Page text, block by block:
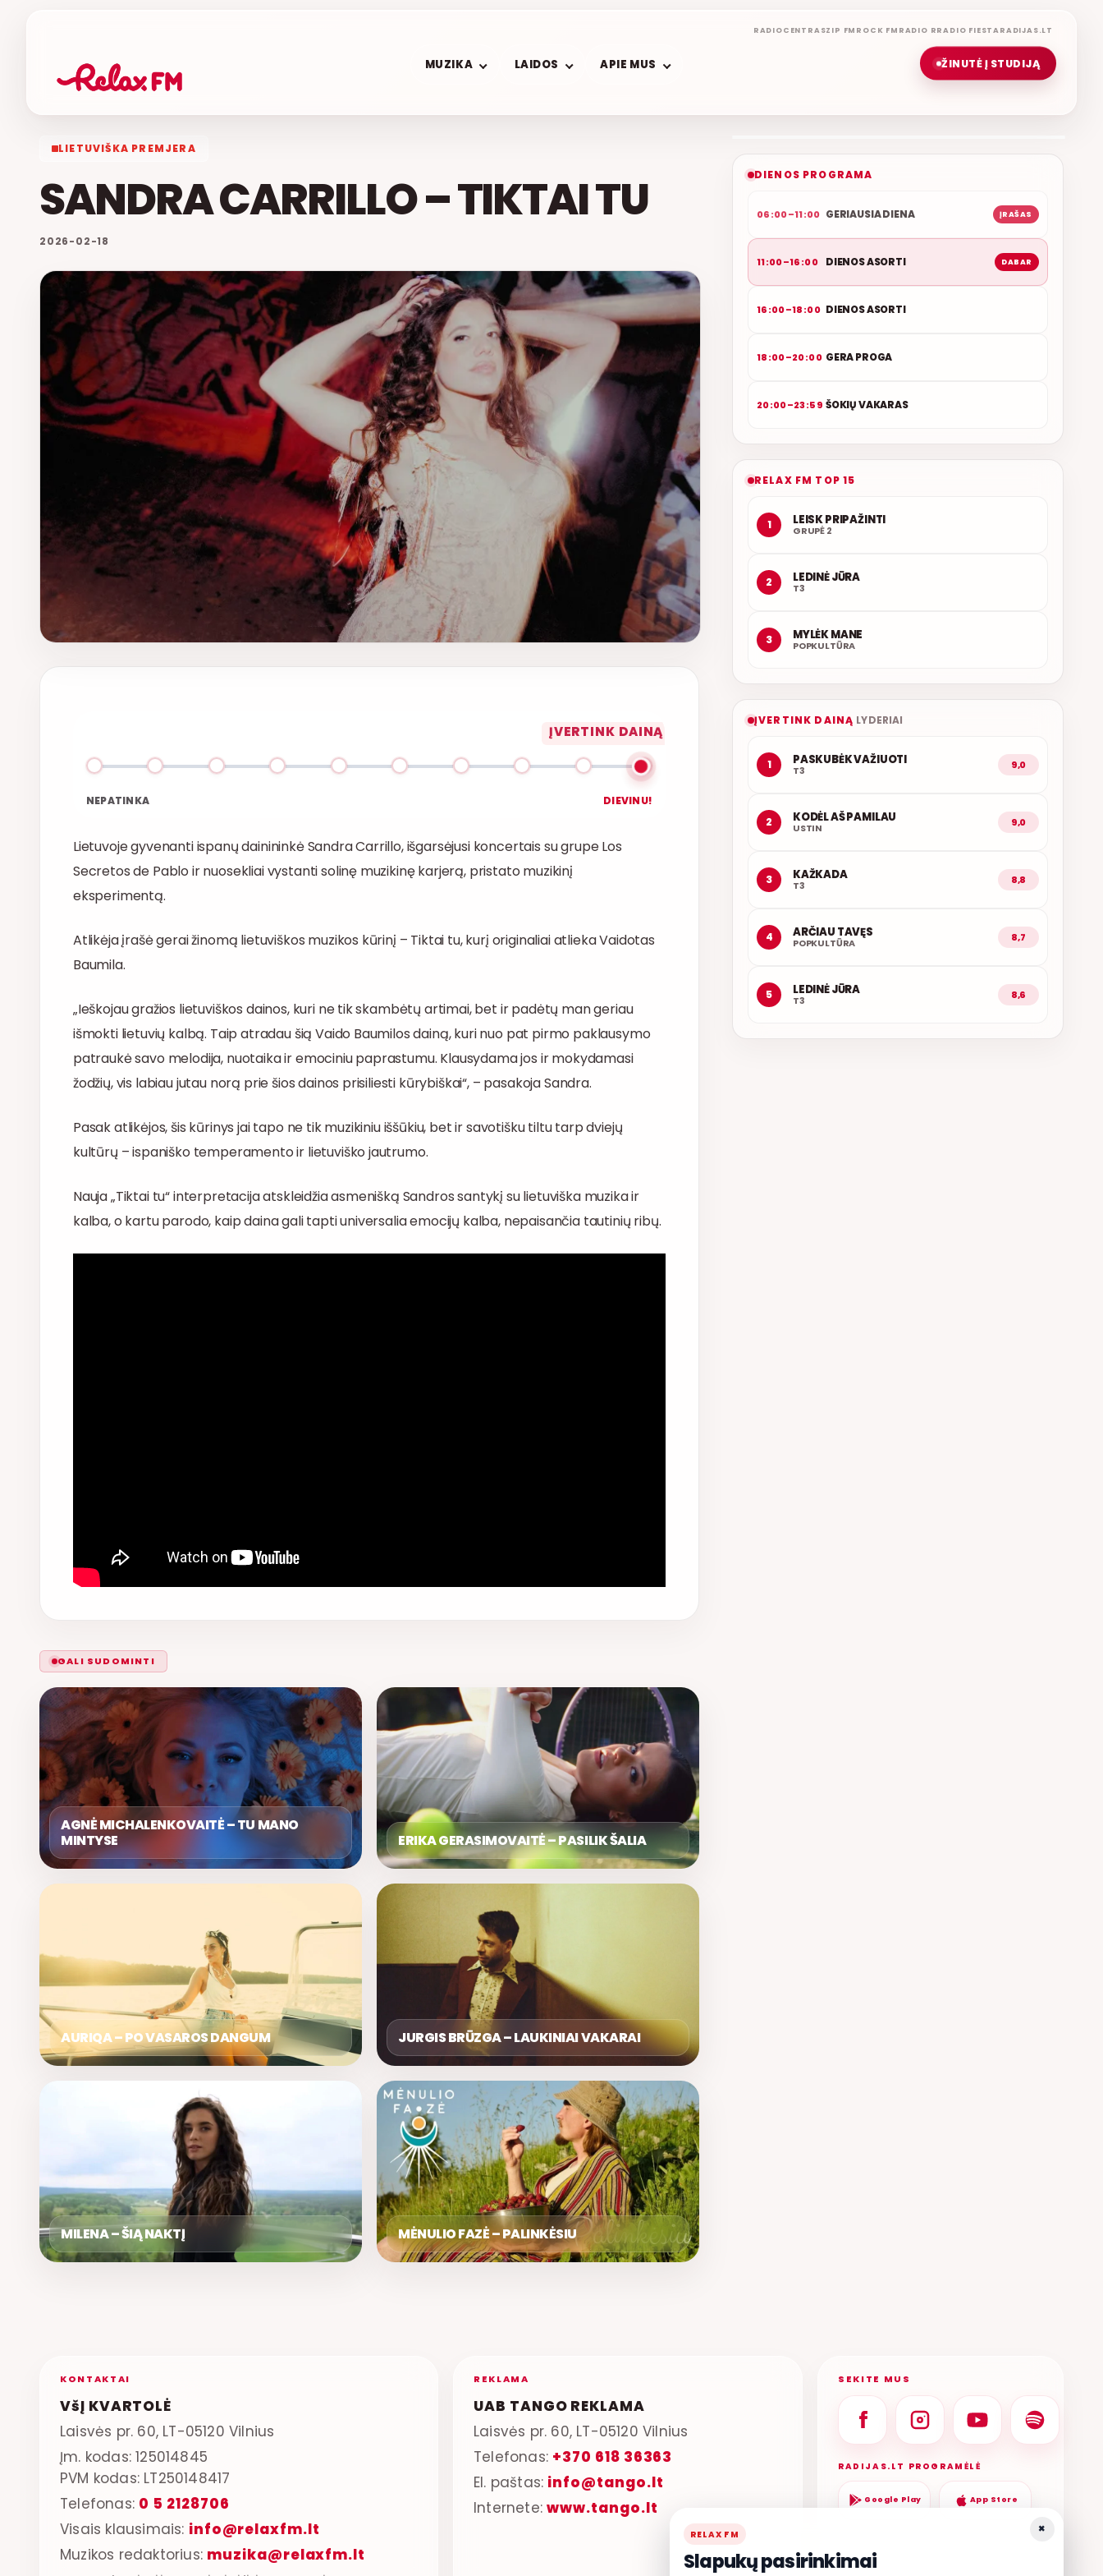
RADIOCENTRASZIP FM ROCK FM RADIO RRADIO FIESTARADIJAS.LT
ŽINUTĖ Į STUDIJĄ
MUZIKA LAIDOS APIE MUS
LIETUVIŠKA PREMJERA
SANDRA CARRILLO – TIKTAI TU
2026-02-18
ĮVERTINK DAINĄ
NEPATINKA DIEVINU!
Lietuvoje gyvenanti ispanų dainininkė Sandra Carrillo, išgarsėjusi koncertais su grupe Los
Secretos de Pablo ir nuosekliai vystanti solinę muzikinę karjerą, pristato muzikinį
eksperimentą.
Atlikėja įrašė gerai žinomą lietuviškos muzikos kūrinį – Tiktai tu, kurį originaliai atlieka Vaidotas
Baumila.
„Ieškojau gražios lietuviškos dainos, kuri ne tik skambėtų artimai, bet ir padėtų man geriau
išmokti lietuvių kalbą. Taip atradau šią Vaido Baumilos dainą, kuri nuo pat pirmo paklausymo
patraukė savo melodija, nuotaika ir emociniu paprastumu. Klausydama jos ir mokydamasi
žodžių, vis labiau jutau norą prie šios dainos prisiliesti kūrybiškai“, – pasakoja Sandra.
Pasak atlikėjos, šis kūrinys jai tapo ne tik muzikiniu iššūkiu, bet ir savotišku tiltu tarp dviejų
kultūrų – ispaniško temperamento ir lietuviško jautrumo.
Nauja „Tiktai tu“ interpretacija atskleidžia asmenišką Sandros santykį su lietuviška muzika ir
kalba, o kartu parodo, kaip daina gali tapti universalia emocijų kalba, nepaisančia tautinių ribų.
GALI SUDOMINTI
AGNĖ MICHALENKOVAITĖ – TU MANO
MINTYSE
ERIKA GERASIMOVAITĖ – PASILIK ŠALIA
AURIQA – PO VASAROS DANGUM JURGIS BRŪZGA – LAUKINIAI VAKARAI
MILENA – ŠIĄ NAKTĮ MĖNULIO FAZĖ – PALINKĖSIU
ETERYJE
DIENOS ASORTI REMIGIJUS LUKOČIUS
DIENOS PROGRAMA
06:00–11:00 GERIAUSIA DIENA ĮRAŠAS
11:00–16:00 DIENOS ASORTI DABAR
16:00–18:00 DIENOS ASORTI
18:00–20:00 GERA PROGA
20:00–23:59 ŠOKIŲ VAKARAS
RELAX FM TOP 15
1 LEISK PRIPAŽINTI
GRUPĖ 2
2 LEDINĖ JŪRA
T3
3 MYLĖK MANE
POPKULTŪRA
ĮVERTINK DAINĄ LYDERIAI
1 PASKUBĖK VAŽIUOTI
T3 9,0
2 KODĖL AŠ PAMILAU
USTIN 9,0
3 KAŽKADA
T3 8,8
4 ARČIAU TAVĘS
POPKULTŪRA 8,7
5 LEDINĖ JŪRA
T3 8,6
KONTAKTAI
VšĮ KVARTOLĖ
Laisvės pr. 60, LT-05120 Vilnius
Įm. kodas: 125014845
PVM kodas: LT250148417
Telefonas: 0 5 2128706
Visais klausimais: info@relaxfm.lt
Muzikos redaktorius: muzika@relaxfm.lt
REKLAMA
UAB TANGO REKLAMA
Laisvės pr. 60, LT-05120 Vilnius
Telefonas: +370 618 36363
El. paštas: info@tango.lt
Internete:www.tango.lt
SEKITE MUS
RADIJAS.LT PROGRAMĖLĖ
Google Play App Store
×
RELAX FM
Slapukų pasirinkimai